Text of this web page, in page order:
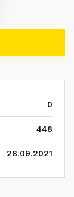
0
448
28.09.2021